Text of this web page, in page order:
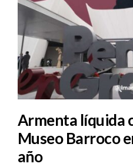
Armenta líquida
Museo Barroco
año